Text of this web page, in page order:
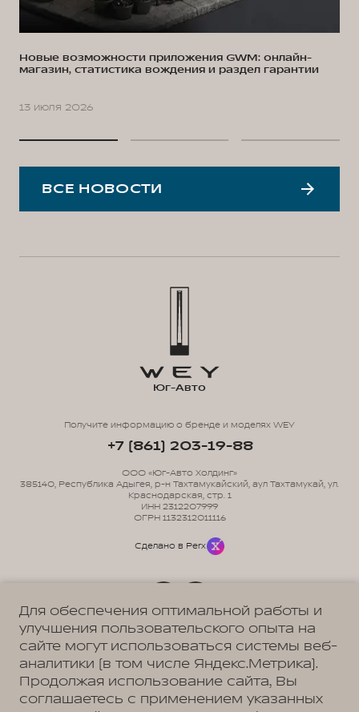
Новые возможности приложения GWM: онлайн-
магазин, статистика вождения и раздел гарантии
13 июля 2026
ВСЕ НОВОСТИ
Политика обработки персональных данных
Пользовательское соглашение
Согласие на коммуникацию
Согласие на предоставление персональных данных третьим лицам
Согласие на обработку ПД
Юг-Авто
Получите информацию о бренде и моделях WEY
+7 (861) 203-19-88
ООО «Юг-Авто Холдинг»
385140, Республика Адыгея, р-н Тахтамукайский, аул Тахтамукай, ул.
Краснодарская, стр. 1
ИНН 2312207999
ОГРН 1132312011116
Сделано в Perx
Для обеспечения оптимальной работы и
улучшения пользовательского опыта на
сайте могут использоваться системы веб-
аналитики (в том числе Яндекс.Метрика).
Продолжая использование сайта, Вы
соглашаетесь с применением указанных